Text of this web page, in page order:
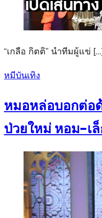
“เกลือ กิตติ” นำทีมผู้แข่
Posted
หมีบันเทิง
หมอหล่อบอกต่อ
ป่วยใหม่ หอม-เ